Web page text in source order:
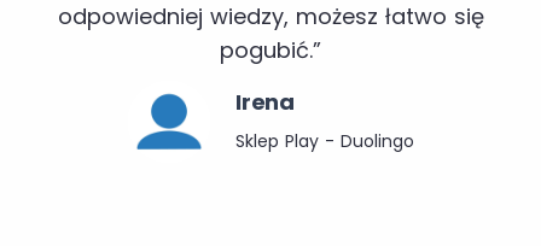
odpowiedniej wiedzy, możesz łatwo się
pogubić.”
Irena
Sklep Play - Duolingo